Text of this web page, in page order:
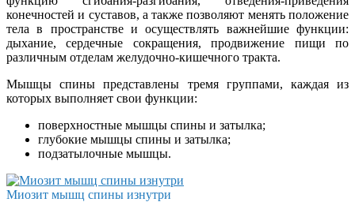
конечностей и суставов, а также позволяют менять положение
тела в пространстве и осуществлять важнейшие функции:
дыхание, сердечные сокращения, продвижение пищи по
различным отделам желудочно-кишечного тракта.
Мышцы спины представлены тремя группами, каждая из
которых выполняет свои функции:
поверхностные мышцы спины и затылка;
глубокие мышцы спины и затылка;
подзатылочные мышцы.
Миозит мышц спины изнутри